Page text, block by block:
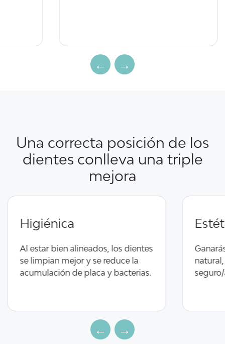
Una correcta posición de los
dientes conlleva una triple
mejora
Higiénica
Al estar bien alineados, los dientes
se limpian mejor y se reduce la
acumulación de placa y bacterias.